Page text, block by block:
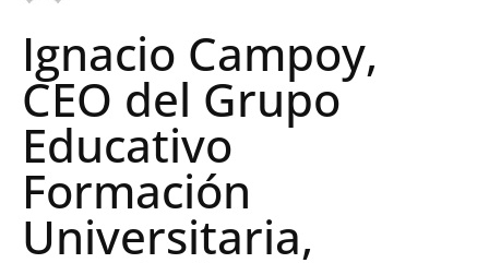
Ignacio Campoy,
CEO del Grupo
Educativo
Formación
Universitaria,